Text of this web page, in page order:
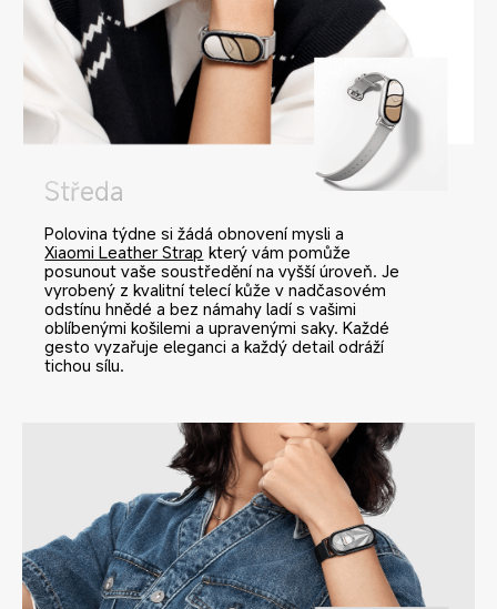
Středa
Polovina týdne si žádá obnovení mysli a
Xiaomi Leather Strap který vám pomůže
posunout vaše soustředění na vyšší úroveň. Je
vyrobený z kvalitní telecí kůže v nadčasovém
odstínu hnědé a bez námahy ladí s vašimi
oblíbenými košilemi a upravenými saky. Každé
gesto vyzařuje eleganci a každý detail odráží
tichou sílu.